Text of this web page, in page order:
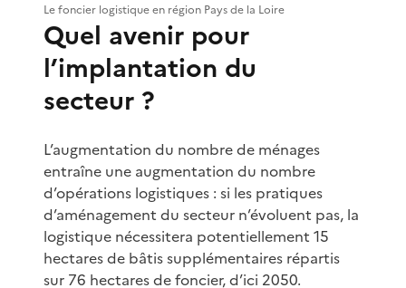
Le foncier logistique en région Pays de la Loire
Quel avenir pour
l’implantation du
secteur ?
L’augmentation du nombre de ménages
entraîne une augmentation du nombre
d’opérations logistiques : si les pratiques
d’aménagement du secteur n’évoluent pas, la
logistique nécessitera potentiellement 15
hectares de bâtis supplémentaires répartis
sur 76 hectares de foncier, d’ici 2050.